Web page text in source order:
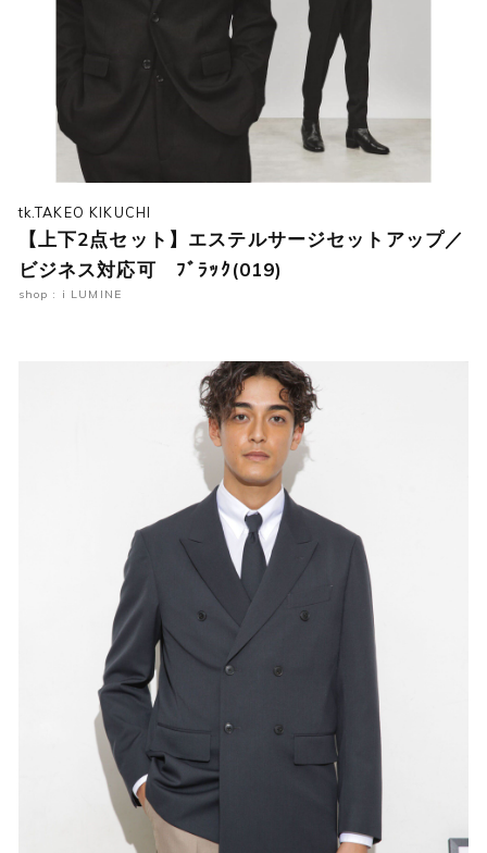
tk.TAKEO KIKUCHI
【上下2点セット】エステルサージセットアップ／
ビジネス対応可 ﾌﾞﾗｯｸ(019)
shop : i LUMINE